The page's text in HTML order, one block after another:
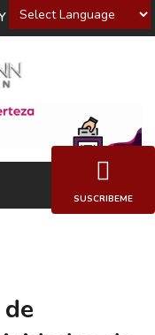
Powered by
Decidir
SUSCRIBEME